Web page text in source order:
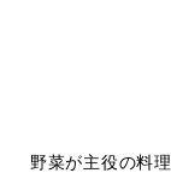
野菜が主役の料